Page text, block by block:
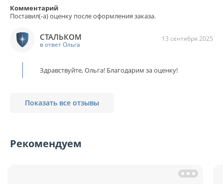
Комментарий
Поставил(-а) оценку после оформления заказа.
13 сентября 2025
СТАЛЬКОМ
в ответ Ольга
Здравствуйте, Ольга! Благодарим за оценку!
Показать все отзывы
Рекомендуем